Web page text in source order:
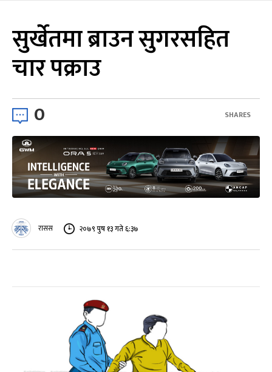
सुर्खेतमा ब्राउन सुगरसहित
चार पक्राउ
0 SHARES
रासस २०७९ पुष १३ गते ६:३७